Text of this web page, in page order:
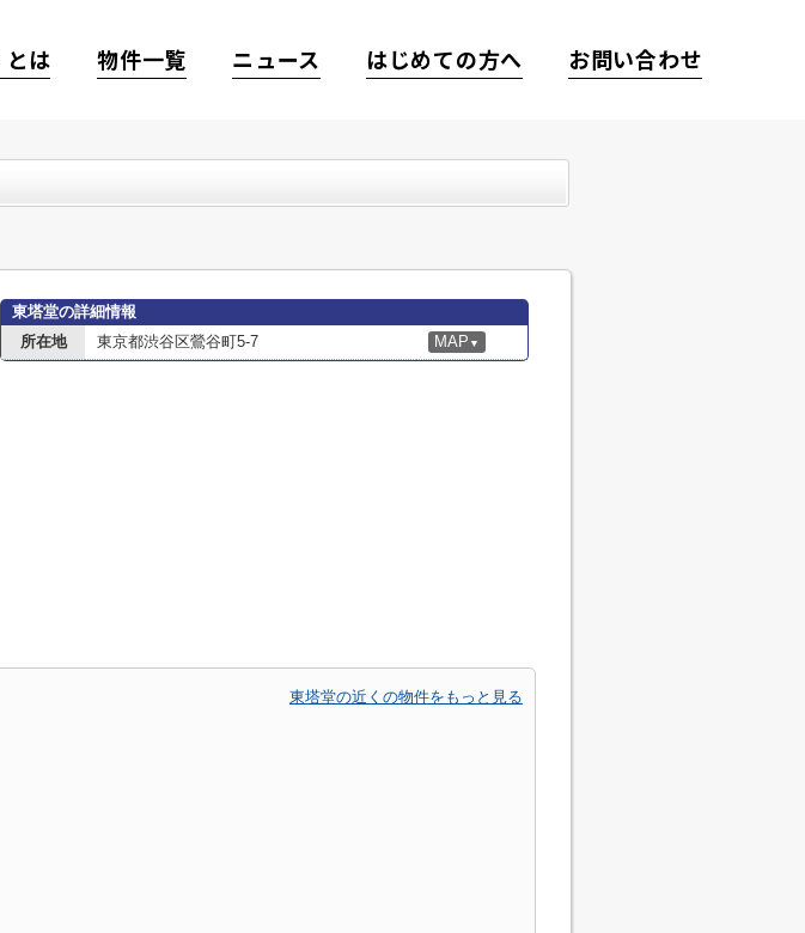
とは 物件一覧 ニュース はじめての方へ お問い合わせ
東塔堂の詳細情報
所在地
東京都渋谷区鶯谷町5-7 MAP ▼
東塔堂の近くの物件をもっと見る